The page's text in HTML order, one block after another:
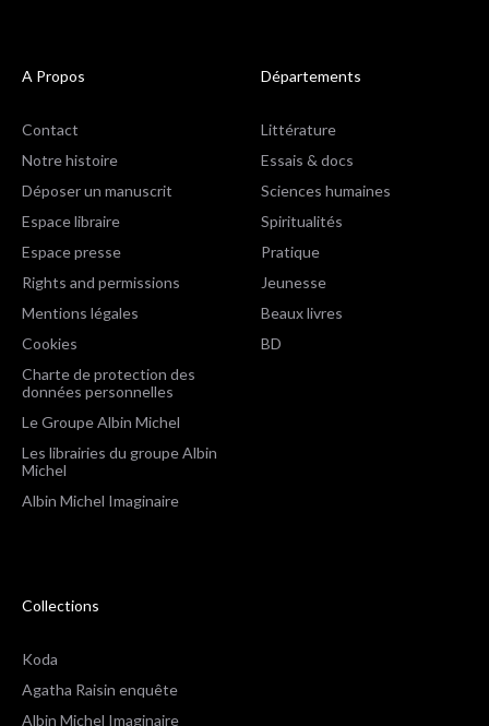
A Propos
Contact
Notre histoire
Déposer un manuscrit
Espace libraire
Espace presse
Rights and permissions
Mentions légales
Cookies
Charte de protection des
données personnelles
Le Groupe Albin Michel
Les librairies du groupe Albin
Michel
Albin Michel Imaginaire
Départements
Littérature
Essais & docs
Sciences humaines
Spiritualités
Pratique
Jeunesse
Beaux livres
BD
Collections
Koda
Agatha Raisin enquête
Albin Michel Imaginaire